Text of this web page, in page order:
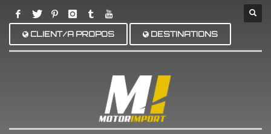
CLIENT/A PROPOS DESTINATIONS